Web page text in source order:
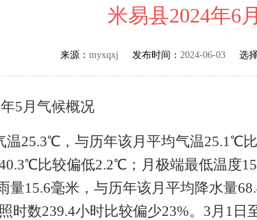
米易县2024年6
来源： myxqxj 发布时间： 2024-06-03 选择
年5月气候概况
温25.3℃，与历年该月平均气温25.1℃
℃比较偏低2.2℃；月极端最低温度
量15.6毫米，与历年该月平均降水量
时数239.4小时比较偏少23%。 3月 1 日